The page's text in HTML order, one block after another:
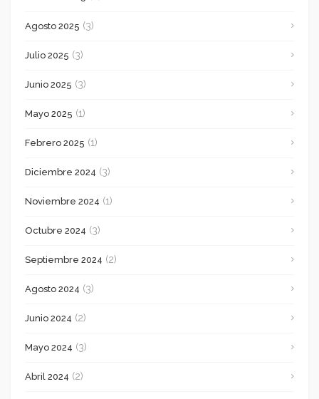
Agosto 2025 (3)
Julio 2025 (3)
Junio 2025 (3)
Mayo 2025 (1)
Febrero 2025 (1)
Diciembre 2024 (3)
Noviembre 2024 (1)
Octubre 2024 (3)
Septiembre 2024 (2)
Agosto 2024 (3)
Junio 2024 (2)
Mayo 2024 (3)
Abril 2024 (2)